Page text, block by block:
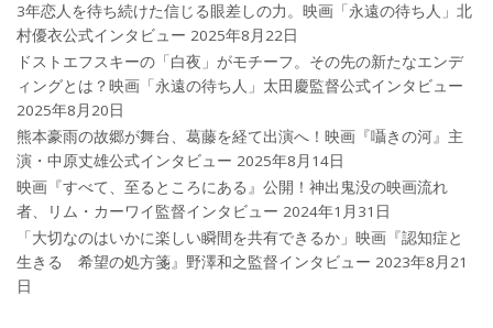
3年恋人を待ち続けた信じる眼差しの力。映画「永遠の待ち人」北
村優衣公式インタビュー 2025年8月22日
ドストエフスキーの「白夜」がモチーフ。その先の新たなエンデ
ィングとは？映画「永遠の待ち人」太田慶監督公式インタビュー
2025年8月20日
熊本豪雨の故郷が舞台、葛藤を経て出演へ！映画『囁きの河』主
演・中原丈雄公式インタビュー 2025年8月14日
映画『すべて、至るところにある』公開！神出鬼没の映画流れ
者、リム・カーワイ監督インタビュー 2024年1月31日
「大切なのはいかに楽しい瞬間を共有できるか」映画『認知症と
生きる 希望の処方箋』野澤和之監督インタビュー 2023年8月21
日